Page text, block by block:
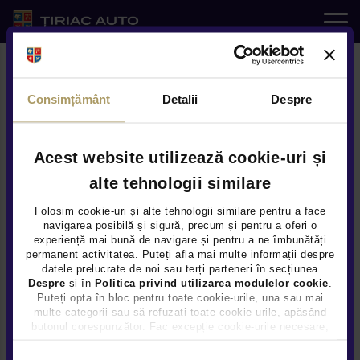
Consimțământ Detalii Despre
Acest website utilizează cookie-uri și
alte tehnologii similare
Folosim cookie-uri și alte tehnologii similare pentru a face
navigarea posibilă și sigură, precum și pentru a oferi o
experiență mai bună de navigare și pentru a ne îmbunătăți
permanent activitatea. Puteți afla mai multe informații despre
datele prelucrate de noi sau terți parteneri în secțiunea
Despre și în Politica privind utilizarea modulelor cookie.
Puteți opta în bloc pentru toate cookie-urile, una sau mai
multe categorii sau să refuzați toate cookie-urile, apăsând
butonul corespunzător. Fac excepție cookie-urile necesare,
Auto rulate
Service
Servicii
Noutati
Modele
Un nou inceput: Noul SUV
Compact Mitsubishi Eclipse
Cross